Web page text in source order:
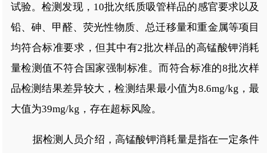
试验。检测发现，10批次纸质吸管样品的感官要求以及
铅、砷、甲醛、荧光性物质、总迁移量和重金属等项目
均符合标准要求，但其中有2批次样品的高锰酸钾消耗
量检测值不符合国家强制标准。而符合标准的8批次样
品检测结果差异较大，检测结果最小值为8.6mg/kg，最
大值为39mg/kg，存在超标风险。
据检测人员介绍，高锰酸钾消耗量是指在一定条件